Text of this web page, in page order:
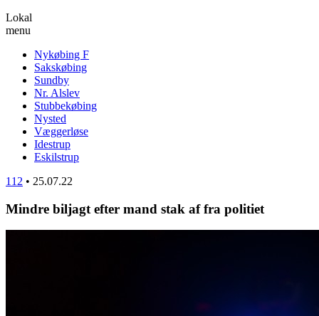
Lokal
menu
Nykøbing F
Sakskøbing
Sundby
Nr. Alslev
Stubbekøbing
Nysted
Væggerløse
Idestrup
Eskilstrup
112 • 25.07.22
Mindre biljagt efter mand stak af fra politiet